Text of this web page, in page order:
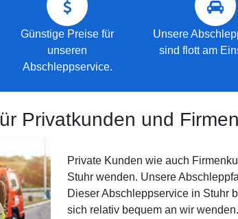
Günstige Preise für
unseren
Abschleppservice.
Unsere
sind flott am
Privatkunden und
Private Kunden wie auch
Stuhr wenden. Unsere
Dieser Abschleppservice in Stuhr
sich relativ bequem an wir